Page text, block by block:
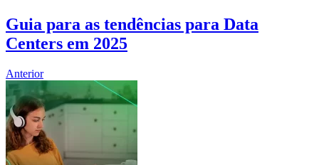
Guia para as tendências para Data
Centers em 2025
Anterior